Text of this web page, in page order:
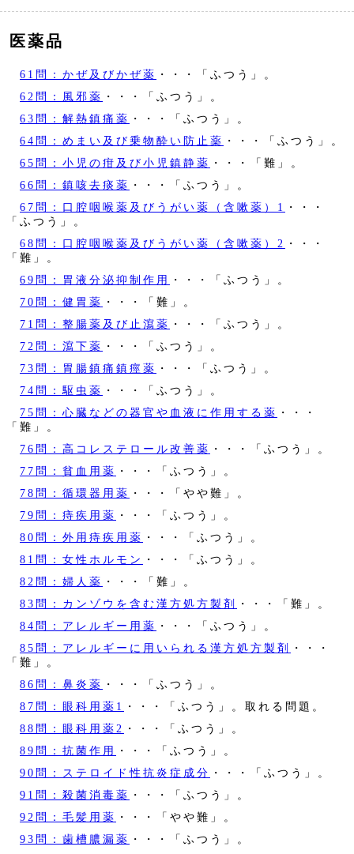
医薬品
61問：かぜ及びかぜ薬 ・・・「ふつう」。
62問：風邪薬 ・・・「ふつう」。
63問：解熱鎮痛薬 ・・・「ふつう」。
64問：めまい及び乗物酔い防止薬 ・・・「ふつう」。
65問：小児の疳及び小児鎮静薬 ・・・「難」。
66問：鎮咳去痰薬 ・・・「ふつう」。
67問：口腔咽喉薬及びうがい薬（含嗽薬）1
・・・
「ふつう」。
68問：口腔咽喉薬及びうがい薬（含嗽薬）2
・・・
「難」。
69問：胃液分泌抑制作用
・・・「ふつう」。
70問：健胃薬 ・・・「難」。
71問：整腸薬及び止瀉薬 ・・・「ふつう」。
72問：瀉下薬 ・・・「ふつう」。
73問：胃腸鎮痛鎮痙薬 ・・・「ふつう」。
74問：駆虫薬 ・・・「ふつう」。
75問：心臓などの器官や血液に作用する薬 ・・・
「難」。
76問：高コレステロール改善薬 ・・・「ふつう」。
77問：貧血用薬 ・・・「ふつう」。
78問：循環器用薬 ・・・「やや難」。
79問：痔疾用薬 ・・・「ふつう」。
80問：外用痔疾用薬 ・・・「ふつう」。
81問：女性ホルモン
・・・「ふつう」。
82問：婦人薬 ・・・「難」。
83問：カンゾウを含む漢方処方製剤
・・・「難」。
84問：アレルギー用薬 ・・・「ふつう」。
85問：アレルギーに用いられる漢方処方製剤
・・・
「難」。
86問：鼻炎薬 ・・・「ふつう」。
87問：眼科用薬1
・・・「ふつう」。取れる問題。
88問：眼科用薬2
・・・「ふつう」。
89問：抗菌作用
・・・「ふつう」。
90問：ステロイド性抗炎症成分 ・・・「ふつう」。
91問：殺菌消毒薬 ・・・「ふつう」。
92問：毛髪用薬 ・・・「やや難」。
93問：歯槽膿漏薬 ・・・「ふつう」。